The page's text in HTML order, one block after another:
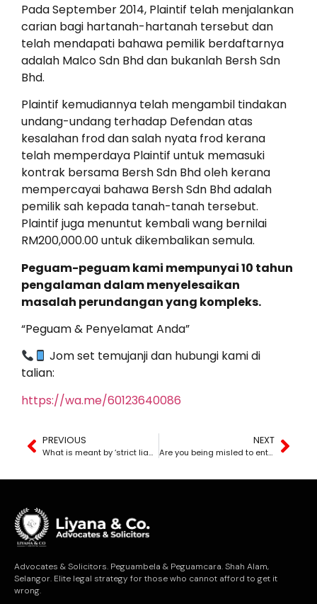
Pada September 2014, Plaintif telah menjalankan
carian bagi hartanah-hartanah tersebut dan
telah mendapati bahawa pemilik berdaftarnya
adalah Malco Sdn Bhd dan bukanlah Bersh Sdn
Bhd.
Plaintif kemudiannya telah mengambil tindakan
undang-undang terhadap Defendan atas
kesalahan frod dan salah nyata frod kerana
telah memperdaya Plaintif untuk memasuki
kontrak bersama Bersh Sdn Bhd oleh kerana
mempercayai bahawa Bersh Sdn Bhd adalah
pemilik sah kepada tanah-tanah tersebut.
Plaintif juga menuntut kembali wang bernilai
RM200,000.00 untuk dikembalikan semula.
Peguam-peguam kami mempunyai 10 tahun
pengalaman dalam menyelesaikan
masalah perundangan yang kompleks.
“Peguam & Penyelamat Anda”
Jom set temujanji dan hubungi kami di
talian:
https://wa.me/60123640086
PREVIOUS
What is meant by ‘strict liability?’
NEXT
Are you being misled to enter into a business agreement?
Advocates & Solicitors. Peguambela & Peguamcara. Shah Alam,
Selangor. Elite legal strategy for those who cannot afford to get it
wrong.